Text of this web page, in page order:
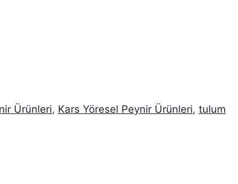
Ürünleri, Kars Yöresel Peynir Ürünleri, tulum